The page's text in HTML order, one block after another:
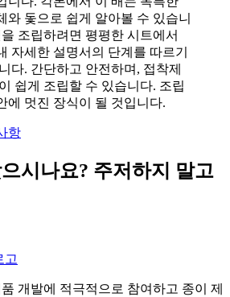
와 돛으로 쉽게 알아볼 수 있습니
조립하려면 평평한 시트에서
자세한 설명서의 단계를 따르기
다. 간단하고 안전하며, 접착제
쉽게 조립할 수 있습니다. 조립
에 멋진 장식이 될 것입니다.
항
시나요? 주저하지 말고
개발에 적극적으로 참여하고 종이 제